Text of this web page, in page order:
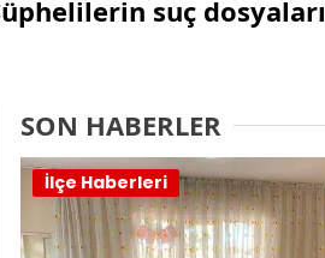
suç dosyaları
SON HABERLER
İlçe Haberleri